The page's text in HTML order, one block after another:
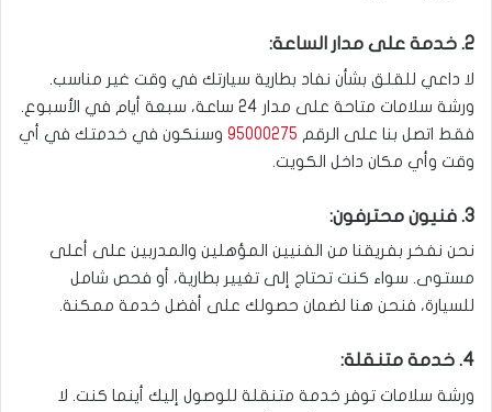
2. خدمة على مدار الساعة:
لا داعي للقلق بشأن نفاد بطارية سيارتك في وقت غير مناسب.
ورشة سلامات متاحة على مدار 24 ساعة، سبعة أيام في الأسبوع.
فقط اتصل بنا على الرقم 95000275 وسنكون في خدمتك في أي
وقت وأي مكان داخل الكويت.
3. فنيون محترفون:
نحن نفخر بفريقنا من الفنيين المؤهلين والمدربين على أعلى
مستوى. سواء كنت تحتاج إلى تغيير بطارية، أو فحص شامل
للسيارة، فنحن هنا لضمان حصولك على أفضل خدمة ممكنة.
4. خدمة متنقلة:
ورشة سلامات توفر خدمة متنقلة للوصول إليك أينما كنت. لا